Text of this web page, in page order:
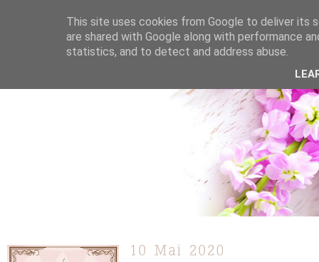
ÜBER MICH KOOPERATION TORTEN / KUCHEN /
This site uses cookies from Google to deliver its
are shared with Google along with performance
statistics, and to detect and address abuse.